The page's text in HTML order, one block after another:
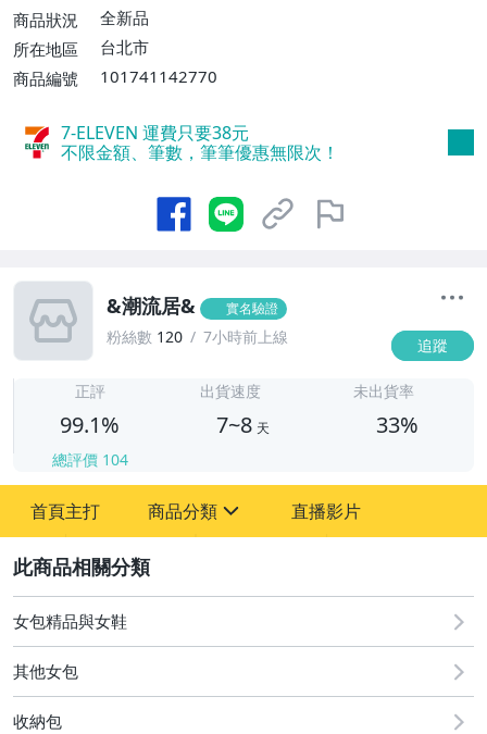
運費】、宅配/貨運【單件運費$80、滿3件
或消費滿$1000免運費】
商品狀況
全新品
所在地區
台北市
商品編號
101741142770
7-ELEVEN 運費只要38元
不限金額、筆數，筆筆優惠無限次！
&潮流居& 實名驗證
粉絲數 120 7小時前上線 追蹤
正評
99.1%
總評價 104
出貨速度
7~8 天
未出貨率
33%
首頁主打 商品分類
圖書/影音/文具
居家、家具與園藝
女裝與服飾配件
直播影片
女包精品與女鞋
其他女包
收納包